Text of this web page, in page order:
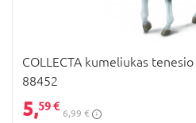
COLLECTA kumeliukas
88452
5,59 €
6,99 €